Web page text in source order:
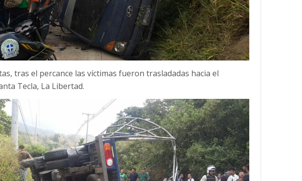
tras el percance las víctimas fueron trasladadas hacia el
Tecla, La Libertad.